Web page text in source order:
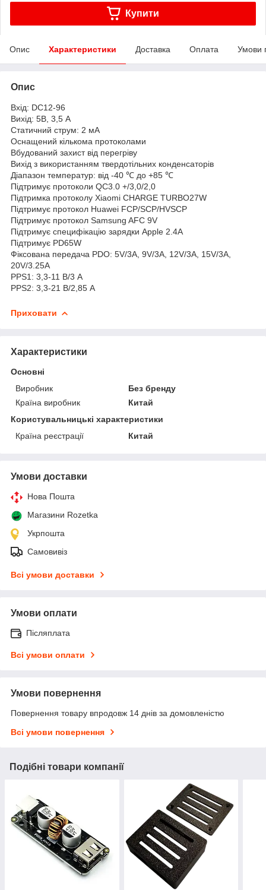
Купити
Опис Характеристики Доставка Оплата Умови
Опис
Вхід: DC12-96
Вихід: 5В, 3,5 А
Статичний струм: 2 мА
Оснащений кількома протоколами
Вбудований захист від перегріву
Вихід з використанням твердотільних конденсаторів
Діапазон температур: від -40 ℃ до +85 ℃
Підтримує протоколи QC3.0 +/3,0/2,0
Підтримка протоколу Xiaomi CHARGE TURBO27W
Підтримує протокол Huawei FCP/SCP/HVSCP
Підтримує протокол Samsung AFC 9V
Підтримує специфікацію зарядки Apple 2.4A
Підтримує PD65W
Фіксована передача PDO: 5V/3A, 9V/3A, 12V/3A, 15V/3A,
20V/3.25A
PPS1: 3,3-11 В/3 А
PPS2: 3,3-21 В/2,85 А
Приховати
Характеристики
Основні
Виробник
Без бренду
Країна виробник
Китай
Користувальницькі характеристики
Країна реєстрації
Китай
Умови доставки
Нова Пошта
Магазини Rozetka
Укрпошта
Самовивіз
Всі умови доставки
Умови оплати
Післяплата
Всі умови оплати
Умови повернення
Повернення товару впродовж 14 днів за домовленістю
Всі умови повернення
Подібні товари компанії